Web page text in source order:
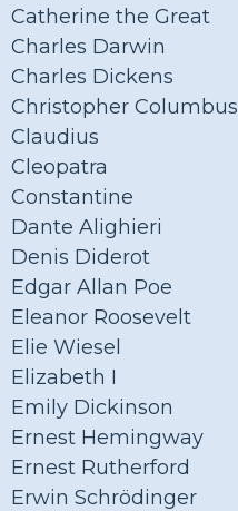
Catherine the Great
Charles Darwin
Charles Dickens
Christopher Columbus
Claudius
Cleopatra
Constantine
Dante Alighieri
Denis Diderot
Edgar Allan Poe
Eleanor Roosevelt
Elie Wiesel
Elizabeth I
Emily Dickinson
Ernest Hemingway
Ernest Rutherford
Erwin Schrödinger